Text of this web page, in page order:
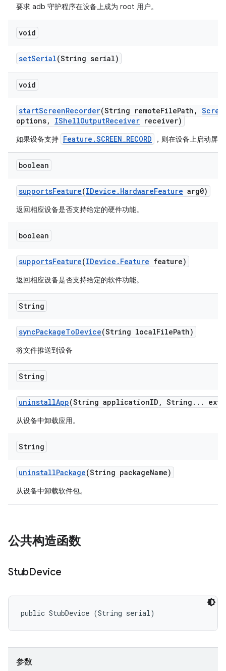
要求 adb 守护程序在设备上成为 root 用户。
void
setSerial(String serial)
void
startScreenRecorder(String remoteFilePath ,
options, IShellOutputReceiver receiver)
如果设备支持 Feature.SCREEN_RECORD ，则在设备上启动屏
boolean
supportsFeature(IDevice . HardwareFeature arg0)
返回相应设备是否支持给定的硬件功能。
boolean
supportsFeature(IDevice . Feature feature)
返回相应设备是否支持给定的软件功能。
String
syncPackageToDevice(String localFilePath)
将文件推送到设备
String
uninstallApp(String applicationID , String . . .
从设备中卸载应用。
String
uninstallPackage(String packageName)
从设备中卸载软件包。
公共构造函数
StubDevice
public StubDevice (String serial)
参数